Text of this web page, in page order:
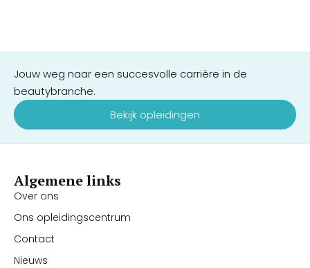
Jouw weg naar een succesvolle carrière in de
beautybranche.
Bekijk opleidingen
Algemene links
Over ons
Ons opleidingscentrum
Contact
Nieuws